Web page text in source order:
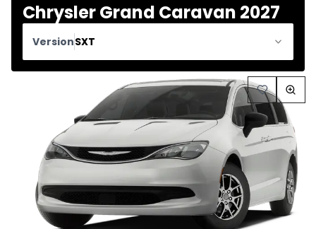
Chrysler Grand Caravan 2027
VersionSXT